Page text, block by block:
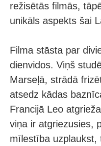
režisētās filmās,
unikāls aspekts šai
Filma stāsta par
dienvidos. Viņš
Marseļā, strādā
atsedz kādas
Francijā Leo
viņa ir atgriezusies,
mīlestība uzplaukst,